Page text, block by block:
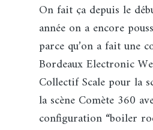
On fait ça depuis le
année on a encore
parce qu’on a fait une
Bordeaux Electronic
Collectif Scale pour la
la scène Comète 360
configuration “boiler